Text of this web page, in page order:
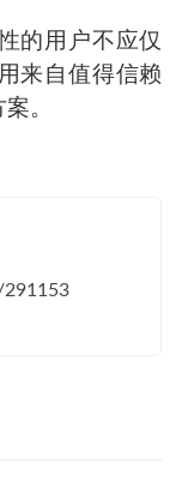
的用户不应仅
来自值得信赖
。